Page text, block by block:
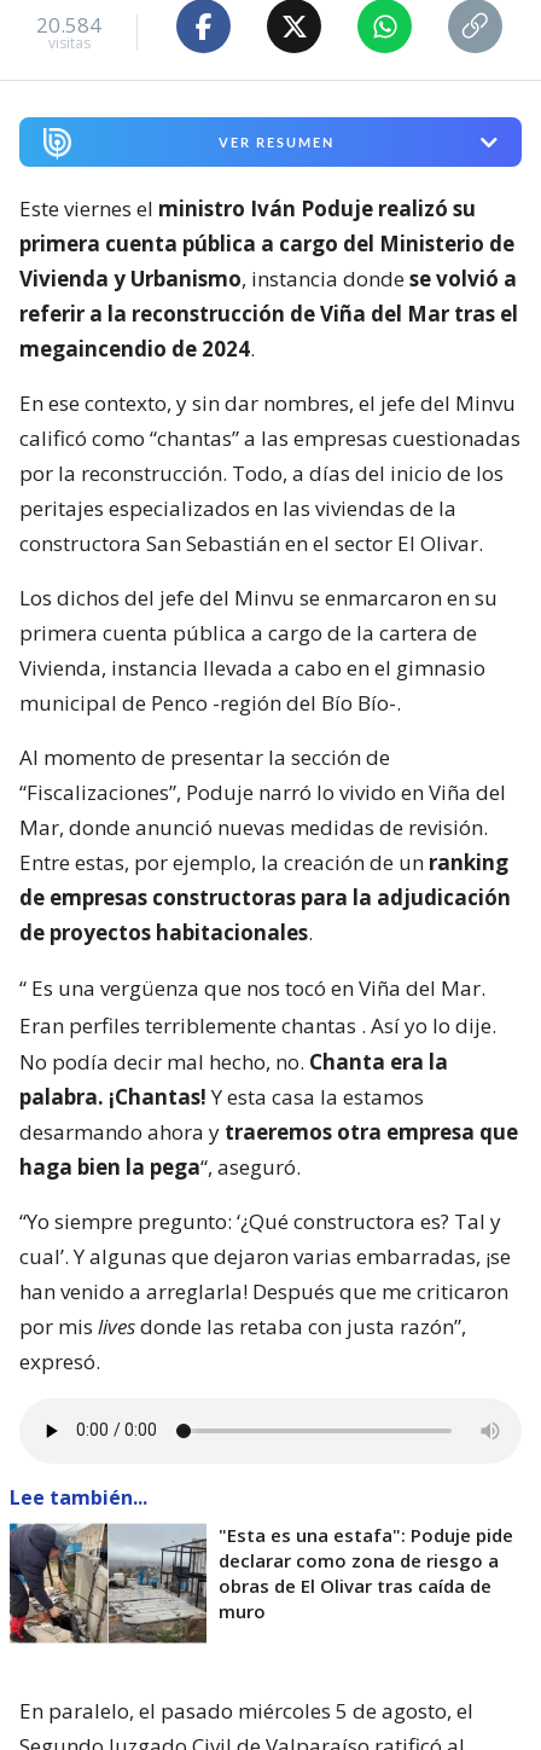
20.584
visitas
VER RESUMEN
Este viernes el ministro Iván Poduje realizó su
primera cuenta pública a cargo del Ministerio de
Vivienda y Urbanismo, instancia dondese volvió a
referir a la reconstrucción de Viña del Mar tras el
megaincendio de 2024.
En ese contexto, y sin dar nombres, el jefe del Minvu
calificó como “chantas” a las empresas cuestionadas
por la reconstrucción. Todo, a días del inicio de los
peritajes especializados en las viviendas de la
constructora San Sebastián en el sector El Olivar.
Los dichos del jefe del Minvu se enmarcaron en su
primera cuenta pública a cargo de la cartera de
Vivienda, instancia llevada a cabo en el gimnasio
municipal de Penco -región del Bío Bío-.
Al momento de presentar la sección de
“Fiscalizaciones”, Poduje narró lo vivido en Viña del
Mar, donde anunció nuevas medidas de revisión.
Entre estas, por ejemplo, la creación de un ranking
de empresas constructoras para la adjudicación
de proyectos habitacionales.
“ Es una vergüenza que nos tocó en Viña del Mar.
Eran perfiles terriblemente chantas . Así yo lo dije.
No podía decir mal hecho, no. Chanta era la
palabra. ¡Chantas!Y esta casa la estamos
desarmando ahora y traeremos otra empresa que
haga bien la pega“, aseguró.
“Yo siempre pregunto: ‘¿Qué constructora es? Tal y
cual’. Y algunas que dejaron varias embarradas, ¡se
han venido a arreglarla! Después que me criticaron
por mis livesdonde las retaba con justa razón”,
expresó.
Lee también...
"Esta es una estafa": Poduje pide
declarar como zona de riesgo a
obras de El Olivar tras caída de
muro
En paralelo, el pasado miércoles 5 de agosto, el